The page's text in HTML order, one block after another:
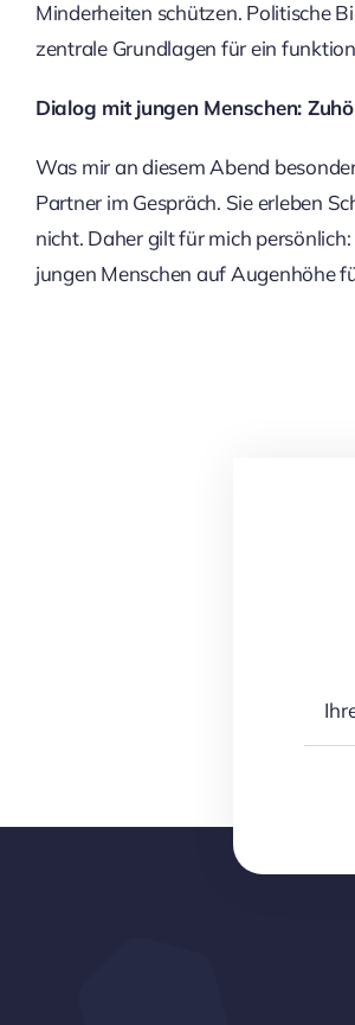
Minderheiten schützen. Politische
zentrale Grundlagen für ein
Dialog mit jungen Menschen:
Was mir an diesem Abend
Partner im Gespräch. Sie erleben
nicht. Daher gilt für mich
jungen Menschen auf Augenhöhe